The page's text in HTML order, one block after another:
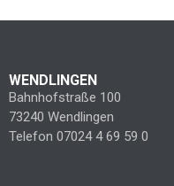
WENDLINGEN
Bahnhofstraße 100
73240 Wendlingen
Telefon 07024 4 69 59 0